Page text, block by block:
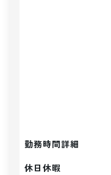
勤務時間詳細
休日休暇